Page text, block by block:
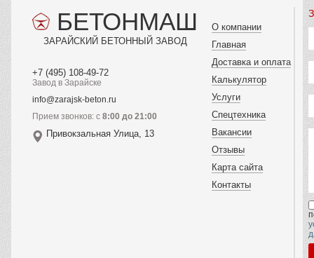
БЕТОНМАШ
ЗАРАЙСКИЙ БЕТОННЫЙ ЗАВОД
+7 (495) 108-49-72
Завод в Зарайске
info@zarajsk-beton.ru
Прием звонков: с 8:00 до 21:00
Привокзальная Улица, 13
О компании
Главная
Доставка и оплата
Калькулятор
Услуги
Спецтехника
Вакансии
Отзывы
Карта сайта
Контакты